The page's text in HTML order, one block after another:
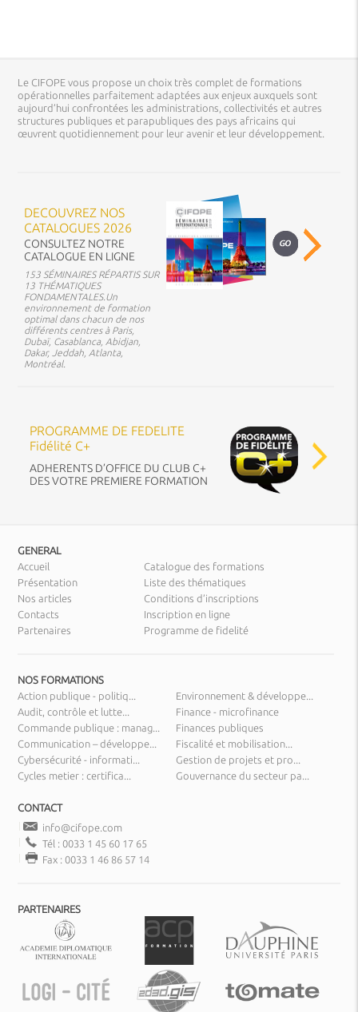
Le CIFOPE vous propose un choix très complet de formations
opérationnelles parfaitement adaptées aux enjeux auxquels sont
aujourd’hui confrontées les administrations, collectivités et autres
structures publiques et parapubliques des pays africains qui
œuvrent quotidiennement pour leur avenir et leur développement.
DECOUVREZ NOS
CATALOGUES 2026
CONSULTEZ NOTRE
CATALOGUE EN LIGNE
153 SÉMINAIRES RÉPARTIS SUR
13 THÉMATIQUES
FONDAMENTALES.Un
environnement de formation
optimal dans chacun de nos
différents centres à Paris,
Dubaï, Casablanca, Abidjan,
Dakar, Jeddah, Atlanta,
Montréal.
PROGRAMME DE FEDELITE
Fidélité C+
ADHERENTS D’OFFICE DU CLUB C+
DES VOTRE PREMIERE FORMATION
GENERAL
Accueil
Présentation
Nos articles
Contacts
Partenaires
Catalogue des formations
Liste des thématiques
Conditions d’inscriptions
Inscription en ligne
Programme de fidelité
NOS FORMATIONS
Action publique - politiq...
Audit, contrôle et lutte...
Commande publique : manag...
Communication – développe...
Cybersécurité - informati...
Cycles metier : certifica...
Environnement & développe...
Finance - microfinance
Finances publiques
Fiscalité et mobilisation...
Gestion de projets et pro...
Gouvernance du secteur pa...
CONTACT
info@cifope.com
Tél : 0033 1 45 60 17 65
Fax : 0033 1 46 86 57 14
PARTENAIRES